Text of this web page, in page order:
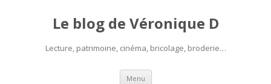
Le blog de Véronique D
Lecture, patrimoine, cinéma, bricolage, broderie…
Menu Aller